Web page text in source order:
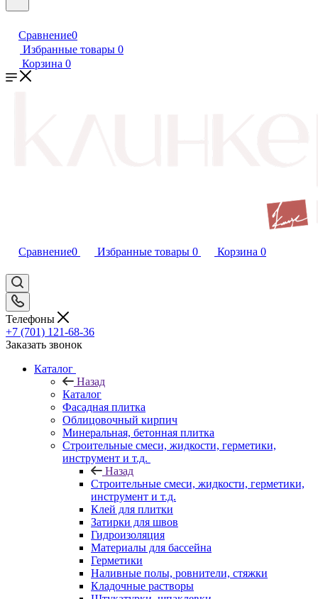
Сравнение0
Избранные товары 0
Корзина 0
Сравнение0 Избранные товары 0 Корзина 0
Телефоны
+7 (701) 121-68-36
Заказать звонок
Каталог
Назад
Каталог
Фасадная плитка
Облицовочный кирпич
Минеральная, бетонная плитка
Строительные смеси, жидкости, герметики,
инструмент и т.д.
Назад
Строительные смеси, жидкости, герметики,
инструмент и т.д.
Клей для плитки
Затирки для швов
Гидроизоляция
Материалы для бассейна
Герметики
Наливные полы, ровнители, стяжки
Кладочные растворы